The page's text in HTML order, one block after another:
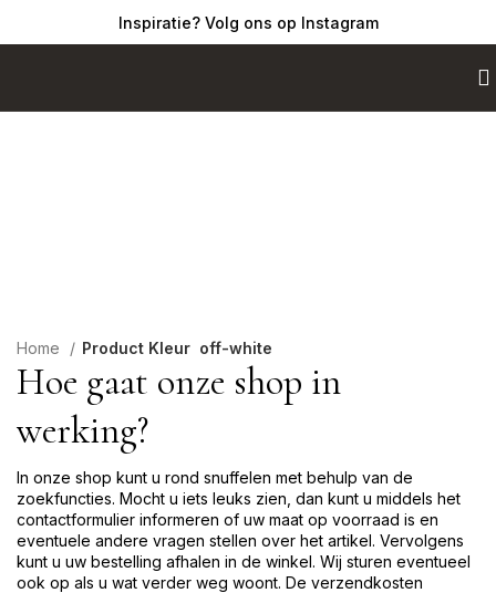
Inspiratie? Volg ons op Instagram
Home Product Kleur off-white
Hoe gaat onze shop in
werking?
In onze shop kunt u rond snuffelen met behulp van de
zoekfuncties. Mocht u iets leuks zien, dan kunt u middels het
contactformulier informeren of uw maat op voorraad is en
eventuele andere vragen stellen over het artikel. Vervolgens
kunt u uw bestelling afhalen in de winkel. Wij sturen eventueel
ook op als u wat verder weg woont. De verzendkosten